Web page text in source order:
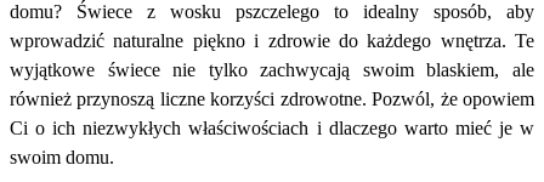
domu? Świece z wosku pszczelego to idealny sposób, aby
wprowadzić naturalne piękno i zdrowie do każdego wnętrza. Te
wyjątkowe świece nie tylko zachwycają swoim blaskiem, ale
również przynoszą liczne korzyści zdrowotne. Pozwól, że opowiem
Ci o ich niezwykłych właściwościach i dlaczego warto mieć je w
swoim domu.